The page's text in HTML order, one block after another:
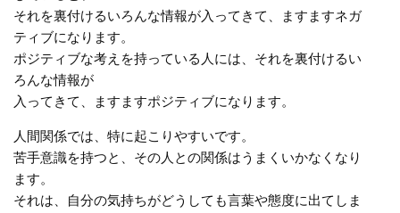
それを裏付けるいろんな情報が入ってきて、ますますネガ
ティブになります。
ポジティブな考えを持っている人には、それを裏付けるい
ろんな情報が
入ってきて、ますますポジティブになります。
人間関係では、特に起こりやすいです。
苦手意識を持つと、その人との関係はうまくいかなくなり
ます。
それは、自分の気持ちがどうしても言葉や態度に出てしま